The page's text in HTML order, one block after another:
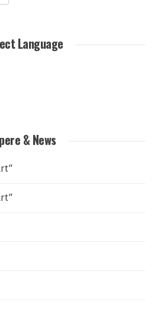
Language
& News